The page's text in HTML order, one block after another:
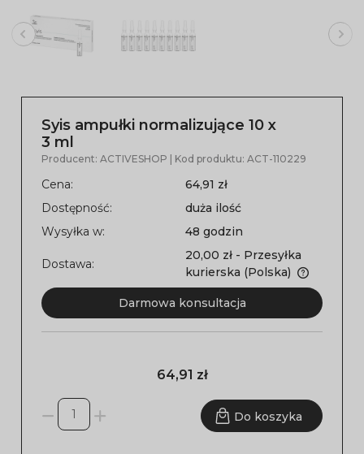
Syis ampułki normalizujące 10 x
3 ml
Producent: ACTIVESHOP | Kod produktu: ACT-110229
Cena:
64,91 zł
Dostępność:
duża ilość
Wysyłka w:
48 godzin
Dostawa:
20,00 zł - Przesyłka
kurierska (Polska)
Darmowa konsultacja
64,91 zł
Do koszyka